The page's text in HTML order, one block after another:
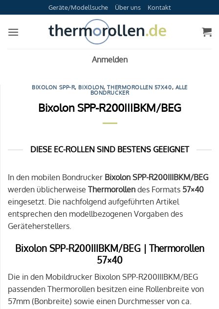
Inhalt
springen
Geräte/Modellsuche Über uns Kontakt
Anmelden
BIXOLON SPP-R, BIXOLON,THERMOROLLEN 57X40, ALLE
BONDRUCKER
Bixolon SPP-R200IIIBKM/BEG
DIESE EC-ROLLEN SIND BESTENS GEEIGNET
In den mobilen Bondrucker Bixolon SPP-R200IIIBKM/BEG
werden üblicherweise Thermorollen des Formats 57×40
eingesetzt. Die nachfolgend aufgeführten Artikel
entsprechen den modellbezogenen Vorgaben des
Geräteherstellers.
Bixolon SPP-R200IIIBKM/BEG | Thermorollen
57×40
Die in den Mobildrucker Bixolon SPP-R200IIIBKM/BEG
passenden Thermorollen besitzen eine Rollenbreite von
57mm (Bonbreite) sowie einen Durchmesser von ca.